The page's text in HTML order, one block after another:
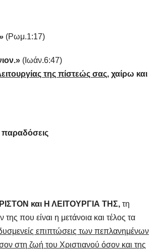
(Ρωμ.1:17)
(Ιωάν.6:47)
της πίστεώς σας, χαίρω και
παραδόσεις
και Η ΛΕΙΤΟΥΡΓΙΑ ΤΗΣ, τη
που είναι η μετάνοια και τέλος τα
επιπτώσεις των πεπλανημένων
στη ζωή του Χριστιανού όσον και της